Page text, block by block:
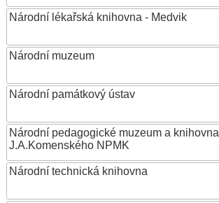
Národní lékařská knihovna - Medvik
Národní muzeum
Národní památkový ústav
Národní pedagogické muzeum a knihovna
J.A.Komenského NPMK
Národní technická knihovna